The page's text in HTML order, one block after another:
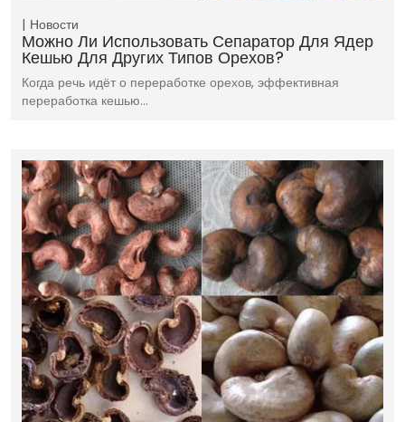
Новости
Можно Ли Использовать Сепаратор Для Ядер
Кешью Для Других Типов Орехов?
Когда речь идёт о переработке орехов, эффективная
переработка кешью…